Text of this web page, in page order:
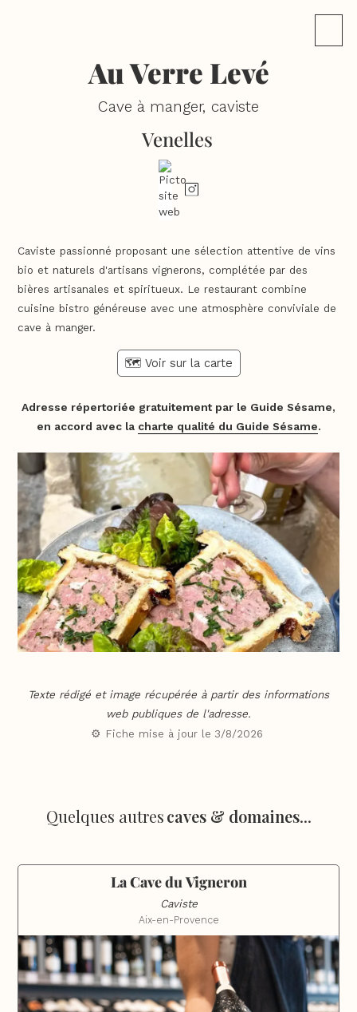
Au Verre Levé
Cave à manger, caviste
Venelles
Caviste passionné proposant une sélection attentive de vins
bio et naturels d'artisans vignerons, complétée par des
bières artisanales et spiritueux. Le restaurant combine
cuisine bistro généreuse avec une atmosphère conviviale de
cave à manger.
🗺️ Voir sur la carte
Adresse répertoriée gratuitement par le Guide Sésame,
en accord avec la charte qualité du Guide Sésame.
Texte rédigé et image récupérée à partir des informations
web publiques de l'adresse.
⚙️ Fiche mise à jour le 3/8/2026
Quelques autrescaves & domaines...
La Cave du Vigneron
Caviste
Aix-en-Provence